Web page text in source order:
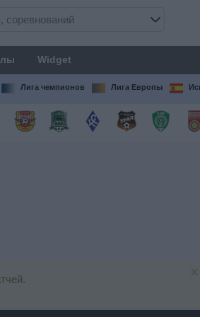
Widget
Лига чемпионов Лига Европы